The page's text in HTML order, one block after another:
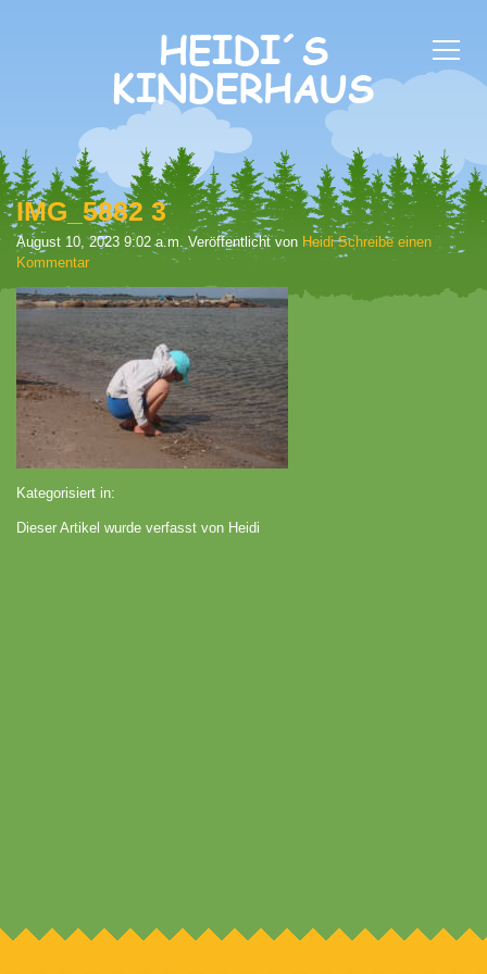
IMG_5882 3
August 10, 2023 9:02 a.m. Veröffentlicht von Heidi Schreibe einen
Kommentar
Kategorisiert in:
Dieser Artikel wurde verfasst von Heidi